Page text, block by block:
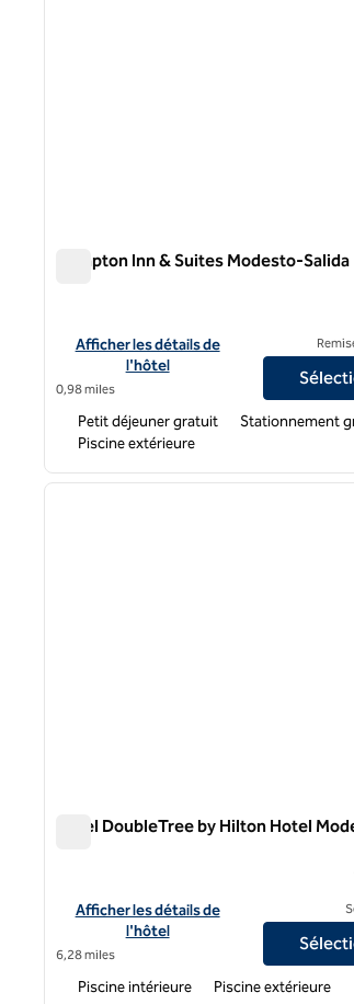
Hampton Inn & Suites Modesto-Salida
Afficher les détails de l'hôtel Hampton
Afficher les détails de
l'hôtel
0,98 miles
Petit déjeuner gratuit
Stationnement
Piscine extérieure
1 sur 12
Hôtel DoubleTree by Hilton Hotel
Afficher les détails de l'hôtel
Afficher les détails de
l'hôtel
6,28 miles
Piscine intérieure Piscine extérieure